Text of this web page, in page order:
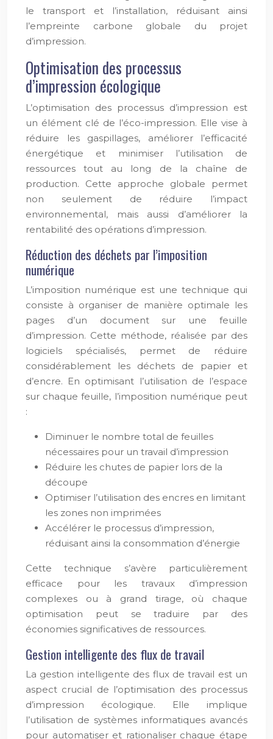
le transport et l’installation, réduisant ainsi
l’empreinte carbone globale du projet
d’impression.
Optimisation des processus
d’impression écologique
L’optimisation des processus d’impression est
un élément clé de l’éco-impression. Elle vise à
réduire les gaspillages, améliorer l’efficacité
énergétique et minimiser l’utilisation de
ressources tout au long de la chaîne de
production. Cette approche globale permet
non seulement de réduire l’impact
environnemental, mais aussi d’améliorer la
rentabilité des opérations d’impression.
Réduction des déchets par l’imposition
numérique
L’imposition numérique est une technique qui
consiste à organiser de manière optimale les
pages d’un document sur une feuille
d’impression. Cette méthode, réalisée par des
logiciels spécialisés, permet de réduire
considérablement les déchets de papier et
d’encre. En optimisant l’utilisation de l’espace
sur chaque feuille, l’imposition numérique peut
:
Diminuer le nombre total de feuilles
nécessaires pour un travail d’impression
Réduire les chutes de papier lors de la
découpe
Optimiser l’utilisation des encres en limitant
les zones non imprimées
Accélérer le processus d’impression,
réduisant ainsi la consommation d’énergie
Cette technique s’avère particulièrement
efficace pour les travaux d’impression
complexes ou à grand tirage, où chaque
optimisation peut se traduire par des
économies significatives de ressources.
Gestion intelligente des flux de travail
La gestion intelligente des flux de travail est un
aspect crucial de l’optimisation des processus
d’impression écologique. Elle implique
l’utilisation de systèmes informatiques avancés
pour automatiser et rationaliser chaque étape